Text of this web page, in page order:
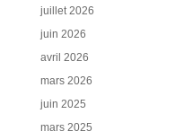
juillet 2026
juin 2026
avril 2026
mars 2026
juin 2025
mars 2025